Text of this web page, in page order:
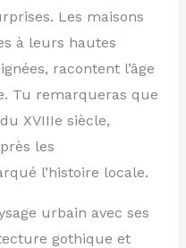
Les maisons
à leurs hautes
racontent l’âge
Tu remarqueras que
XVIIIe siècle,
les
l’histoire locale.
urbain avec ses
gothique et